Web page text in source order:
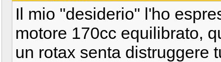
Il mio "desiderio" l'ho
motore 170cc equilibrato,
un rotax senta distruggere